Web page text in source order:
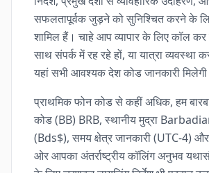
सफलतापूर्वक जुड़ने को सुनिश्चित करने के
शामिल हैं। चाहे आप व्यापार के लिए कॉल कर
साथ संपर्क में रह रहे हों, या यात्रा व्यवस्था
यहां सभी आवश्यक देश कोड जानकारी
प्राथमिक फोन कोड से कहीं अधिक, हम
कोड (BB) BRB, स्थानीय मुद्रा
(Bds$), समय क्षेत्र जानकारी (UTC-4) और
ओर आपका अंतर्राष्ट्रीय कॉलिंग अनुभव